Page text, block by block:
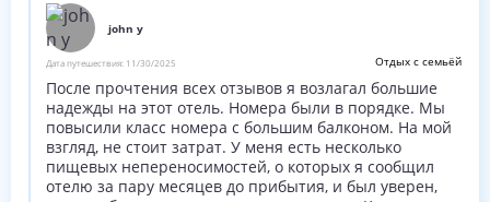
1-я пляжная линия
пирс;
шезлонги, зонтики, полотенца.
john y
Дата путешествия: 11/30/2025 Отдых с семьёй
После прочтения всех отзывов я возлагал большие
надежды на этот отель. Номера были в порядке. Мы
повысили класс номера с большим балконом. На мой
взгляд, не стоит затрат. У меня есть несколько
пищевых непереносимостей, о которых я сообщил
отелю за пару месяцев до прибытия, и был уверен,